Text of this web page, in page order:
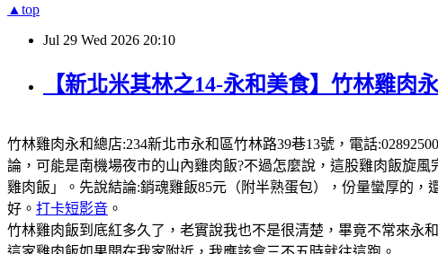
▲top
Jul 29 Wed 2026 20:10
【新北米其林之14-永和美食】竹林雞肉
竹林雞肉永和總店:234新北市永和區竹林路39巷13號，電話
論，可能是南機場夜市的山內雞肉飯?不過怎麼說，這股雞肉飯旋
雞肉飯」。先說結論:銷魂雞飯85元（附半熟蛋包），份量蠻厚的
好。 打卡短影音 。
竹林雞肉飯到底紅多久了，老實說我也不是很清楚，畢竟不常來永